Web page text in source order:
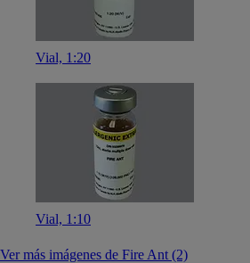
Vial, 1:20
Vial, 1:10
Ver más imágenes de Fire Ant (2)